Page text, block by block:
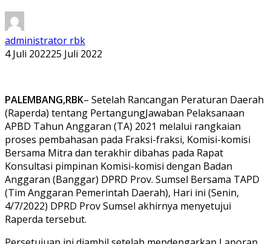
administrator rbk
4 Juli 202225 Juli 2022
PALEMBANG,RBK– Setelah Rancangan Peraturan Daerah
(Raperda) tentang PertangungJawaban Pelaksanaan
APBD Tahun Anggaran (TA) 2021 melalui rangkaian
proses pembahasan pada Fraksi-fraksi, Komisi-komisi
Bersama Mitra dan terakhir dibahas pada Rapat
Konsultasi pimpinan Komisi-komisi dengan Badan
Anggaran (Banggar) DPRD Prov. Sumsel Bersama TAPD
(Tim Anggaran Pemerintah Daerah), Hari ini (Senin,
4/7/2022) DPRD Prov Sumsel akhirnya menyetujui
Raperda tersebut.